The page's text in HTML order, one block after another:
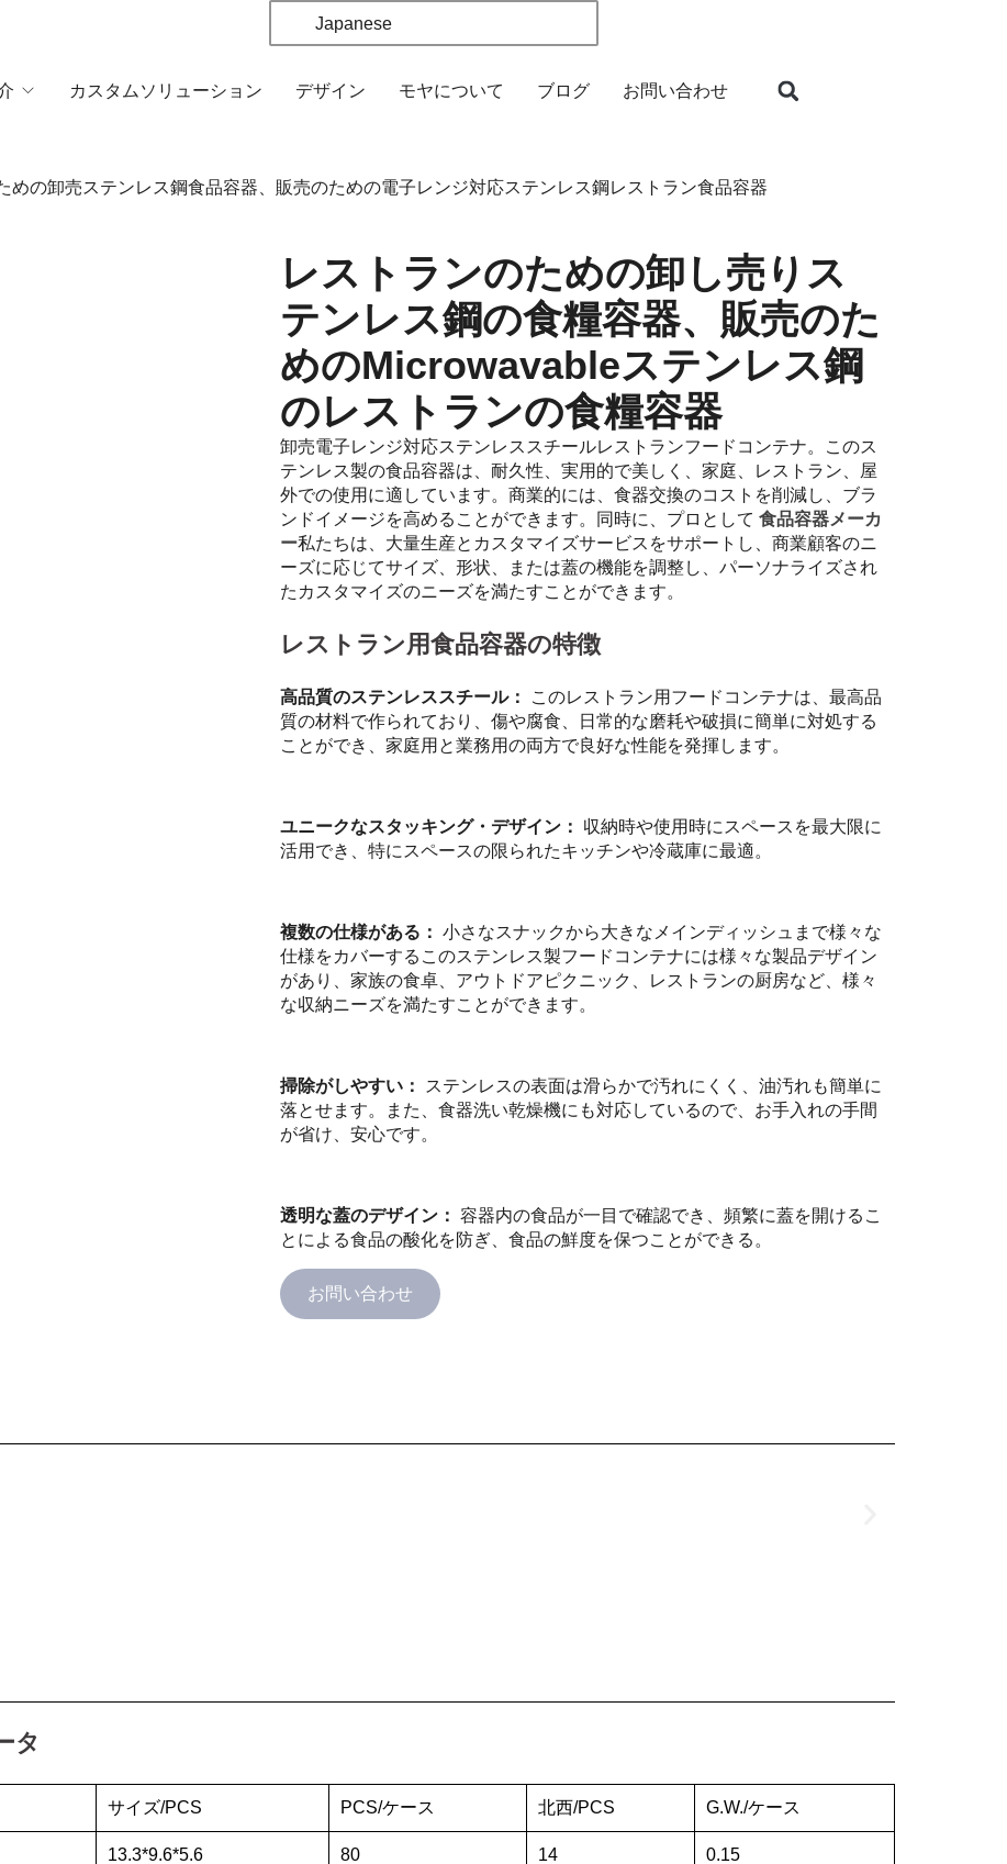
Japanese
カスタムソリューション デザイン モヤについて ブログ お問い合わせ
めの卸売ステンレス鋼食品容器、販売のための電子レンジ対応ステンレス鋼レストラン食品容器
レストランのための卸し売りス
テンレス鋼の食糧容器、販売のた
めのMicrowavableステンレス鋼
のレストランの食糧容器
卸売電子レンジ対応ステンレススチールレストランフードコンテナ。このス
テンレス製の食品容器は、耐久性、実用的で美しく、家庭、レストラン、屋
外での使用に適しています。商業的には、食器交換のコストを削減し、ブラ
ンドイメージを高めることができます。同時に、プロとして 食品容器メーカ
ー私たちは、大量生産とカスタマイズサービスをサポートし、商業顧客のニ
ーズに応じてサイズ、形状、または蓋の機能を調整し、パーソナライズされ
たカスタマイズのニーズを満たすことができます。
レストラン用食品容器の特徴
高品質のステンレススチール：
このレストラン用フードコンテナは、最高品
質の材料で作られており、傷や腐食、日常的な磨耗や破損に簡単に対処する
ことができ、家庭用と業務用の両方で良好な性能を発揮します。
ユニークなスタッキング・デザイン：
収納時や使用時にスペースを最大限に
活用でき、特にスペースの限られたキッチンや冷蔵庫に最適。
複数の仕様がある： 小さなスナックから大きなメインディッシュまで様々な
仕様をカバーするこのステンレス製フードコンテナには様々な製品デザイン
があり、家族の食卓、アウトドアピクニック、レストランの厨房など、様々
な収納ニーズを満たすことができます。
掃除がしやすい：
ステンレスの表面は滑らかで汚れにくく、油汚れも簡単に
落とせます。また、食器洗い乾燥機にも対応しているので、お手入れの手間
が省け、安心です。
透明な蓋のデザイン： 容器内の食品が一目で確認でき、頻繁に蓋を開けるこ
とによる食品の酸化を防ぎ、食品の鮮度を保つことができる。
お問い合わせ
タ
サイズ/PCS PCS/ケース 北西/PCS G.W./ケース
13.3*9.6*5.6 80 14 0.15